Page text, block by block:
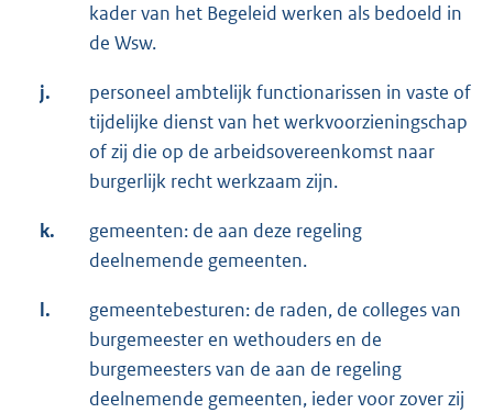
kader van het Begeleid werken als bedoeld in
de Wsw.
j.
personeel ambtelijk functionarissen in vaste of
tijdelijke dienst van het werkvoorzieningschap
of zij die op de arbeidsovereenkomst naar
burgerlijk recht werkzaam zijn.
k.
gemeenten: de aan deze regeling
deelnemende gemeenten.
l.
gemeentebesturen: de raden, de colleges van
burgemeester en wethouders en de
burgemeesters van de aan de regeling
deelnemende gemeenten, ieder voor zover zij